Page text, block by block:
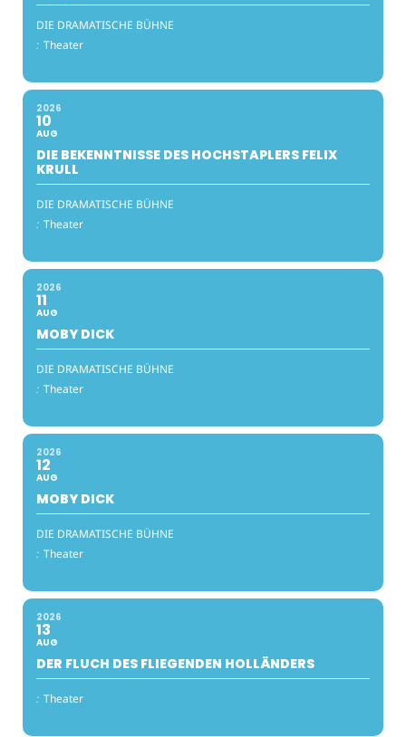
DIE DRAMATISCHE BÜHNE
: Theater
2026
10
AUG
DIE BEKENNTNISSE DES HOCHSTAPLERS FELIX
KRULL
DIE DRAMATISCHE BÜHNE
: Theater
2026
11
AUG
MOBY DICK
DIE DRAMATISCHE BÜHNE
: Theater
2026
12
AUG
MOBY DICK
DIE DRAMATISCHE BÜHNE
: Theater
2026
13
AUG
DER FLUCH DES FLIEGENDEN HOLLÄNDERS
: Theater